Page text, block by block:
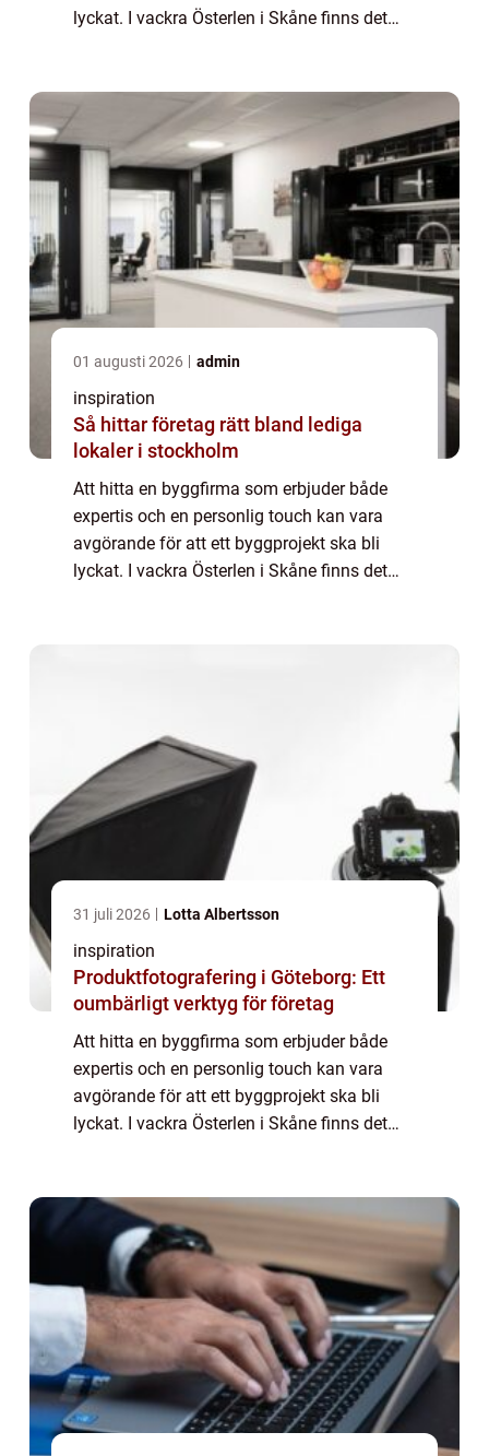
lyckat. I vackra Österlen i Skåne finns det
01 augusti 2026 admin
inspiration
Så hittar företag rätt bland lediga
lokaler i stockholm
Att hitta en byggfirma som erbjuder både
expertis och en personlig touch kan vara
avgörande för att ett byggprojekt ska bli
lyckat. I vackra Österlen i Skåne finns det
31 juli 2026 Lotta Albertsson
inspiration
Produktfotografering i Göteborg: Ett
oumbärligt verktyg för företag
Att hitta en byggfirma som erbjuder både
expertis och en personlig touch kan vara
avgörande för att ett byggprojekt ska bli
lyckat. I vackra Österlen i Skåne finns det